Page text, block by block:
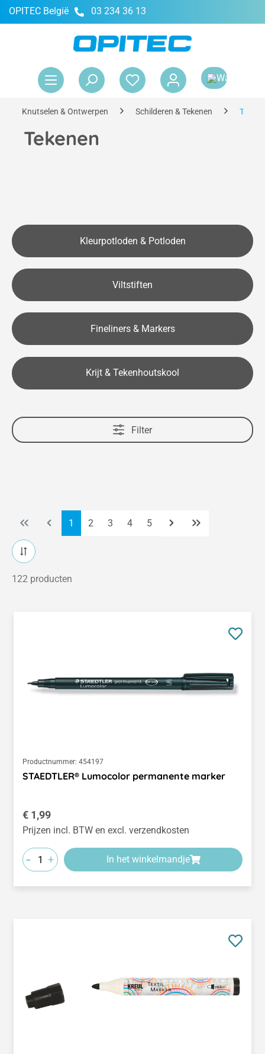
OPITEC België 03 234 36 13
Knutselen & Ontwerpen Schilderen & Tekenen
Tekenen
Kleurpotloden & Potloden
Viltstiften
Fineliners & Markers
Krijt & Tekenhoutskool
Filter
Pagina
1 Pagina
2 Pagina
3 Pagina
4 Pagina
5
122 producten
Productnummer: 454197
STAEDTLER® Lumocolor permanente marker
Normale prijs:
€ 1,99
Prijzen incl. BTW en excl. verzendkosten
- + In het winkelmandje